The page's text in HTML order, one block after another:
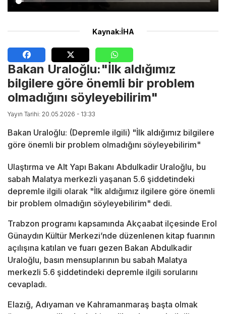
Kaynak:İHA
Bakan Uraloğlu:"İlk aldığımız
bilgilere göre önemli bir problem
olmadığını söyleyebilirim"
Yayın Tarihi: 20.05.2026 - 13:33
Bakan Uraloğlu: (Depremle ilgili) "İlk aldığımız bilgilere
göre önemli bir problem olmadığını söyleyebilirim"
Ulaştırma ve Alt Yapı Bakanı Abdulkadir Uraloğlu, bu
sabah Malatya merkezli yaşanan 5.6 şiddetindeki
depremle ilgili olarak "İlk aldığımız ilgilere göre önemli
bir problem olmadığın söyleyebilirim" dedi.
Trabzon programı kapsamında Akçaabat ilçesinde Erol
Günaydın Kültür Merkezi’nde düzenlenen kitap fuarının
açılışına katılan ve fuarı gezen Bakan Abdulkadir
Uraloğlu, basın mensuplarının bu sabah Malatya
merkezli 5.6 şiddetindeki depremle ilgili sorularını
cevapladı.
Elazığ, Adıyaman ve Kahramanmaraş başta olmak